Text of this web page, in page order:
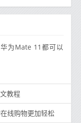
为Mate 11都可以
教程
线购物更加轻松